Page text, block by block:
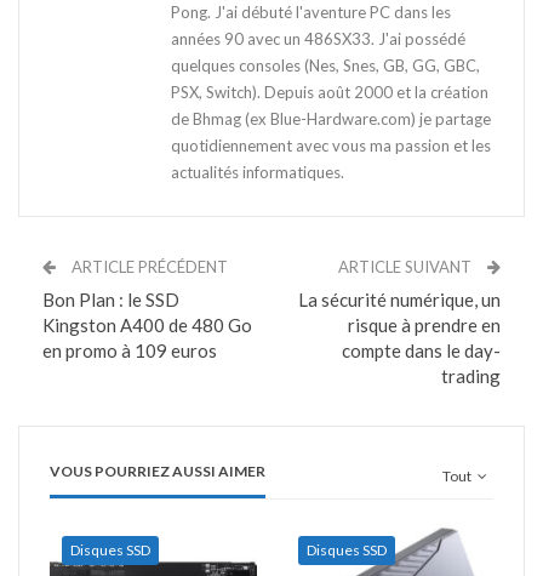
Pong. J'ai débuté l'aventure PC dans les
années 90 avec un 486SX33. J'ai possédé
quelques consoles (Nes, Snes, GB, GG, GBC,
PSX, Switch). Depuis août 2000 et la création
de Bhmag (ex Blue-Hardware.com) je partage
quotidiennement avec vous ma passion et les
actualités informatiques.
ARTICLE PRÉCÉDENT
Bon Plan : le SSD
Kingston A400 de 480 Go
en promo à 109 euros
ARTICLE SUIVANT
La sécurité numérique, un
risque à prendre en
compte dans le day-
trading
Tout
VOUS POURRIEZ AUSSI AIMER
Disques SSD Disques SSD